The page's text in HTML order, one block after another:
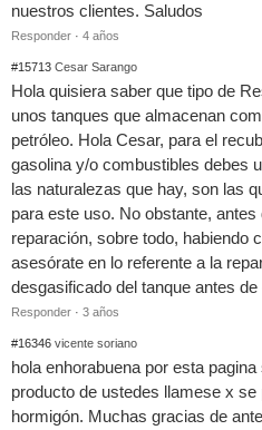
nuestros clientes. Saludos
Responder · 4 años
#15713 Cesar Sarango
Hola quisiera saber que tipo de
unos tanques que almacenan
petróleo. Hola Cesar, para el
gasolina y/o combustibles debes
las naturalezas que hay, son las
para este uso. No obstante,
reparación, sobre todo, habiendo
asesórate en lo referente a la
desgasificado del tanque antes de
Responder · 3 años
#16346 vicente soriano
hola enhorabuena por esta
producto de ustedes llamese x
hormigón. Muchas gracias de